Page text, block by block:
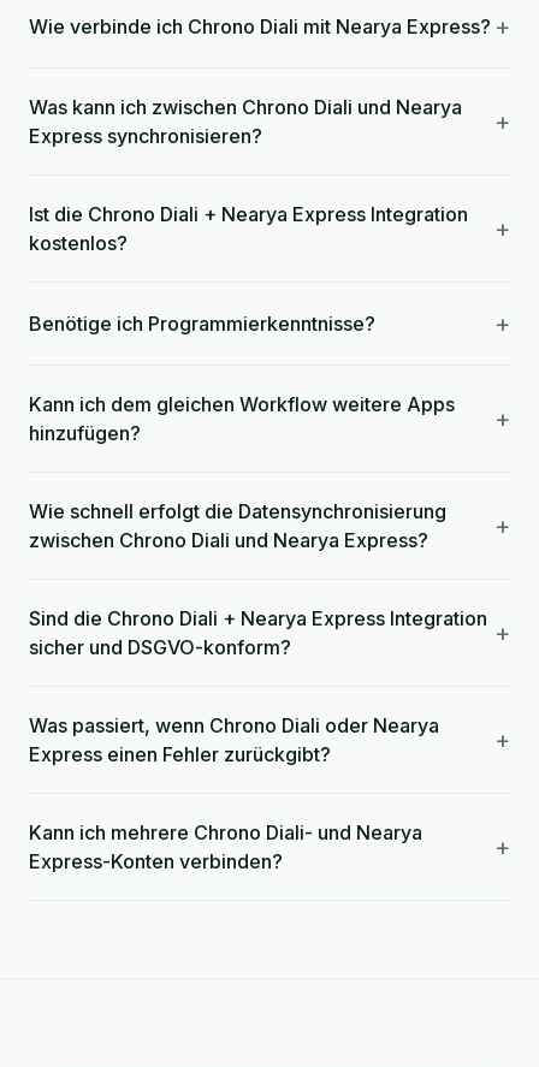
Wie verbinde ich Chrono Diali mit Nearya Express? +
Was kann ich zwischen Chrono Diali und Nearya
Express synchronisieren?
+
Ist die Chrono Diali + Nearya Express Integration
kostenlos?
+
Benötige ich Programmierkenntnisse? +
Kann ich dem gleichen Workflow weitere Apps
hinzufügen?
+
Wie schnell erfolgt die Datensynchronisierung
zwischen Chrono Diali und Nearya Express?
+
Sind die Chrono Diali + Nearya Express Integration
sicher und DSGVO-konform?
+
Was passiert, wenn Chrono Diali oder Nearya
Express einen Fehler zurückgibt?
+
Kann ich mehrere Chrono Diali- und Nearya
Express-Konten verbinden?
+